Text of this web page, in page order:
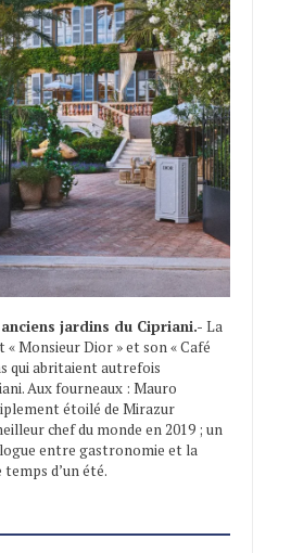
jardins du Cipriani.- La
Monsieur Dior » et son « Café
qui abritaient autrefois
Aux fourneaux : Mauro
étoilé de Mirazur
chef du monde en 2019 ; un
entre gastronomie et la
d’un été.